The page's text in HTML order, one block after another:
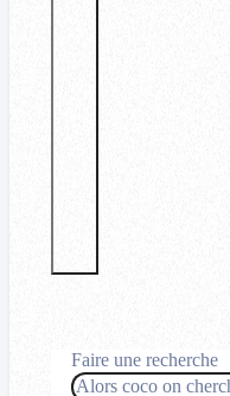
Faire une recherche
Rechercher